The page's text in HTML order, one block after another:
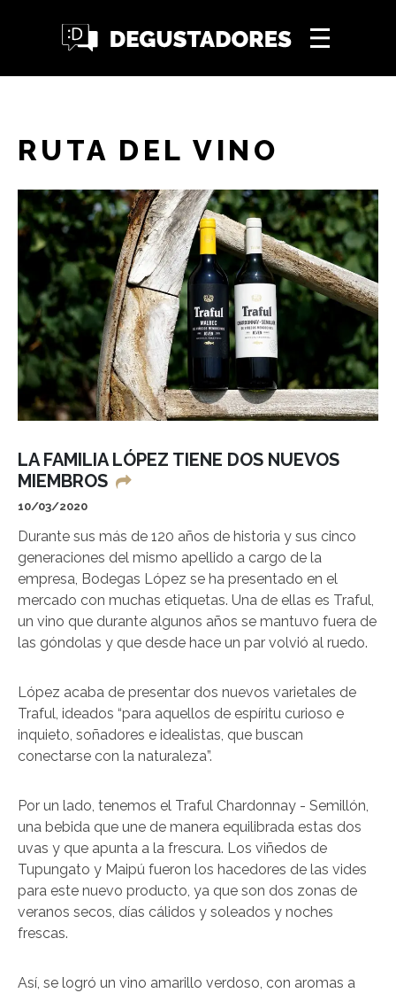
RUTA DEL VINO
LA FAMILIA LÓPEZ TIENE DOS NUEVOS
MIEMBROS
10/03/2020
Durante sus más de 120 años de historia y sus cinco
generaciones del mismo apellido a cargo de la
empresa, Bodegas López se ha presentado en el
mercado con muchas etiquetas. Una de ellas es Traful,
un vino que durante algunos años se mantuvo fuera de
las góndolas y que desde hace un par volvió al ruedo.
López acaba de presentar dos nuevos varietales de
Traful, ideados “para aquellos de espíritu curioso e
inquieto, soñadores e idealistas, que buscan
conectarse con la naturaleza”.
Por un lado, tenemos el Traful Chardonnay - Semillón,
una bebida que une de manera equilibrada estas dos
uvas y que apunta a la frescura. Los viñedos de
Tupungato y Maipú fueron los hacedores de las vides
para este nuevo producto, ya que son dos zonas de
veranos secos, días cálidos y soleados y noches
frescas.
Así, se logró un vino amarillo verdoso, con aromas a